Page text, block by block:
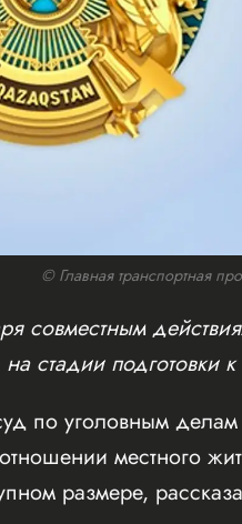
© Главная транспортная
совместным
стадии подготовки к
по уголовным делам
местного
размере,